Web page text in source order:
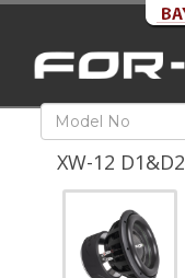
XW-12 D1&D2